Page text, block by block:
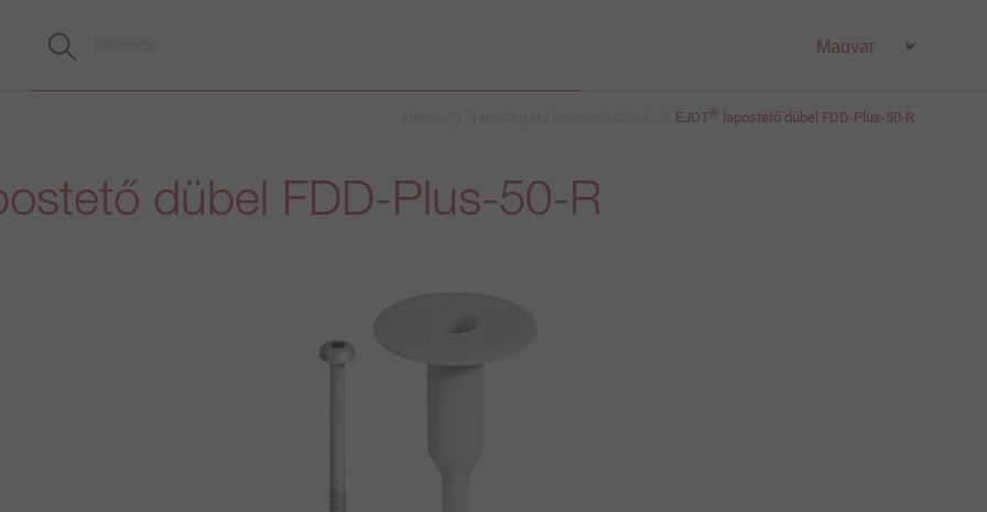
EJOT® lapostető dübel FDD-Plus-50-R
dübel FDD-Plus-50-R